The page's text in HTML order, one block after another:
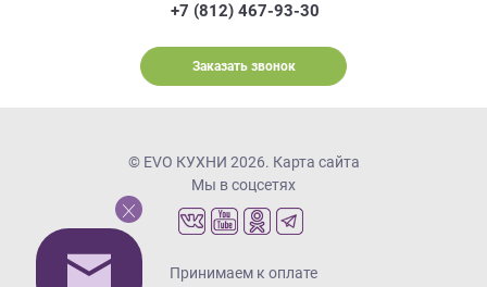
+7 (812) 467-93-30
Заказать звонок
© EVO КУХНИ 2026. Карта сайта
Мы в соцсетях
Принимаем к оплате